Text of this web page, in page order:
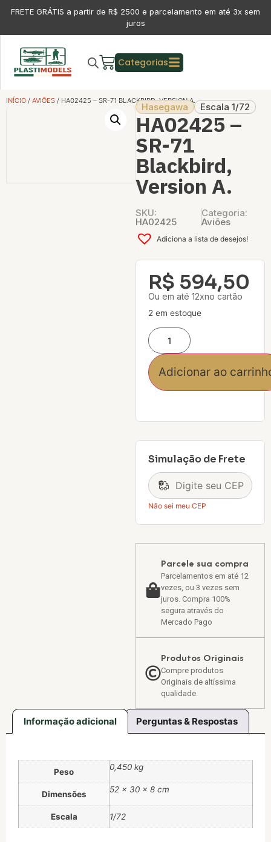
FRETE GRÁTIS a partir de R$ 2500 e parcelamento em até 3x sem
juros
Categorias
INÍCIO / AVIÕES / HA02425 – SR-71 BLACKBIRD, VERSION A.
Hasegawa Escala 1/72
HA02425 –
SR-71
Blackbird,
Version A.
SKU:
HA02425
Categoria:
Aviões
Adiciona a lista de desejos!
R$ 594,50
Ou em até 12xno cartão
2 em estoque
Adicionar ao
Simulação de Frete
Não sei meu CEP
Parcele sua compra
Parcelamentos em até 12
vezes, ou 3 vezes sem
juros. Compra 100%
segura através do
Mercado Pago
Produtos Originais
Compre produtos
Originais de altíssima
qualidade.
Informação adicional Perguntas & Respostas
Peso 0,450 kg
Dimensões 52 × 30 × 8 cm
Escala 1/72